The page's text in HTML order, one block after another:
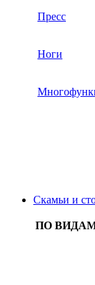
Пресс
Ноги
Скамьи и
ПО